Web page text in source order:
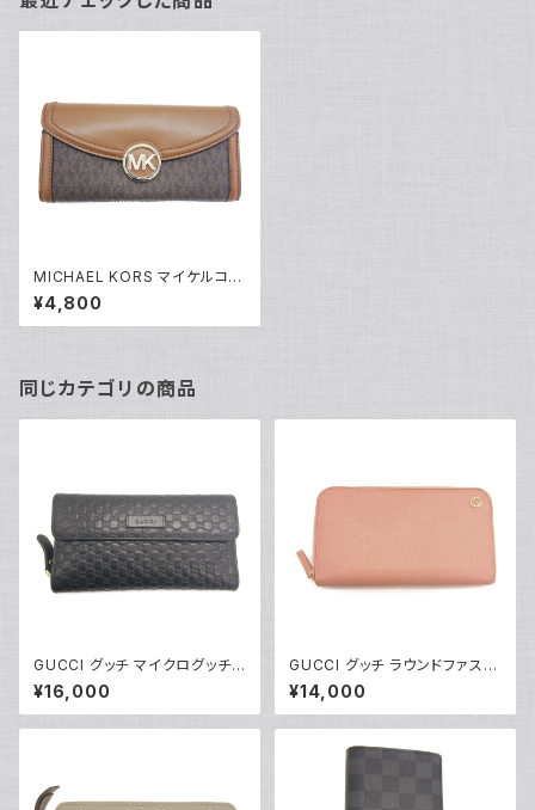
MICHAEL KORS マイケルコー
ス シグネチャー 長財布 ブラウ
ン Y04406
¥4,800
同じカテゴリの商品
GUCCI グッチ マイクログッチシ
マレザー 3つ折 ラウンドファス
ナー 長財布 449364 4960
85 ブラック Y05068
¥16,000
GUCCI グッチ ラウンドファスナ
ー長財布 インターロッキングG
レザー ピンク 2711H 8402 Y0
4140
¥14,000